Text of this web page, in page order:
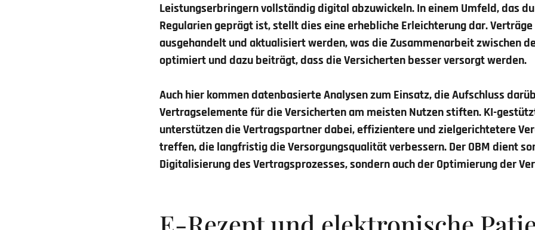
Leistungserbringern vollständig digital abzuwickeln. In einem Umfeld, das
Regularien geprägt ist, stellt dies eine erhebliche Erleichterung dar.
ausgehandelt und aktualisiert werden, was die Zusammenarbeit zwischen
optimiert und dazu beiträgt, dass die Versicherten besser versorgt werden.
Auch hier kommen datenbasierte Analysen zum Einsatz, die Aufschluss
Vertragselemente für die Versicherten am meisten Nutzen stiften. KI-
unterstützen die Vertragspartner dabei, effizientere und zielgerichtetere
treffen, die langfristig die Versorgungsqualität verbessern. Der OBM dient
Digitalisierung des Vertragsprozesses, sondern auch der Optimierung der